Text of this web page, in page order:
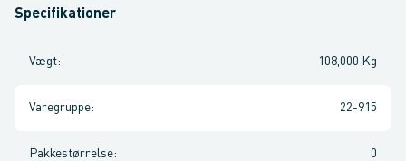
Specifikationer
Vægt: 108,000 Kg
Varegruppe: 22-915
Pakkestørrelse: 0